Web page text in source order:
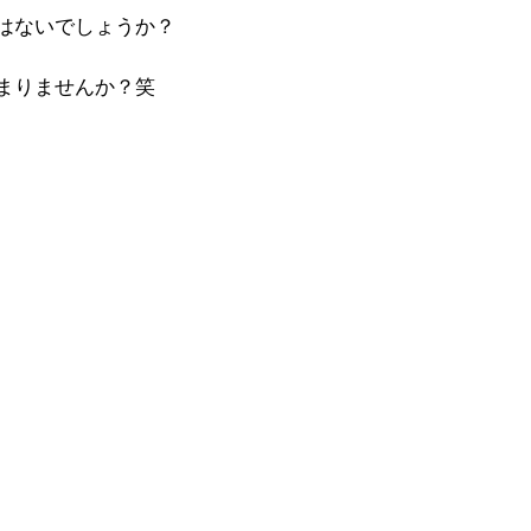
ないでしょうか？
りませんか？笑